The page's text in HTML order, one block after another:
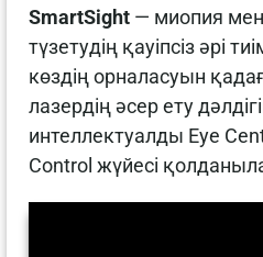
SmartSight — миопия мен
түзетудің қауіпсіз әрі
көздің орналасуын
лазердің әсер ету
интеллектуалды Eye
Control жүйесі